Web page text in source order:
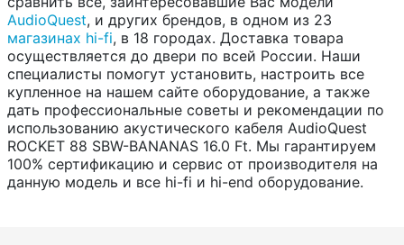
AudioQuest, и других брендов, в одном из 23
магазинах hi-fi, в 18 городах. Доставка товара
осуществляется до двери по всей России. Наши
специалисты помогут установить, настроить все
купленное на нашем сайте оборудование, а также
дать профессиональные советы и рекомендации по
использованию акустического кабеля AudioQuest
ROCKET 88 SBW-BANANAS 16.0 Ft. Мы гарантируем
100% сертификацию и сервис от производителя на
данную модель и все hi-fi и hi-end оборудование.